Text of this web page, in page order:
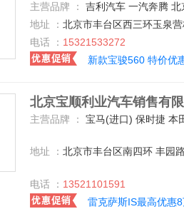
主营品牌 ：
吉利汽车 一汽奔腾 北京现代 福建奔驰 MG 北京汽车 东风风行 东风日产 哈弗汽车 众泰 广汽传祺 上汽荣威 上汽大众 长安乘用车 宝沃汽车 一汽马自达 宝骏汽车 一
地址 ： 北京市丰台区西三环玉泉
电话 ： 15321533272
新款宝骏560 特价优
北京宝顺利业汽车销售有限
主营品牌 ： 宝马(进口) 保时捷 本田(进口) 标致(进口) 昌河 长安乘用车 长安铃木 大众(进口) 道奇(进口) 奥迪(进口) 东风小康 东南汽车 丰田(进口) 东风日产 比亚迪 福特(进口) 北汽福田 红旗 吉利汽车 Jeep 东风悦达起亚 捷豹 雷诺 猎豹汽车 雷克萨斯 路虎 奔驰(进口) 奇瑞汽车 别克 英菲尼迪 一汽奥迪 中华 东风雪铁龙 陆风 长城 北京现代 上汽通用五菱 雪佛兰 江淮汽车 上汽荣威 华晨宝马 一汽丰田 上汽大众 一汽-大众 东风标致 福迪 广汽吉
地址 ： 北京市丰台区南四环 丰园
电话 ： 13521101591
雷克萨斯IS最高优惠